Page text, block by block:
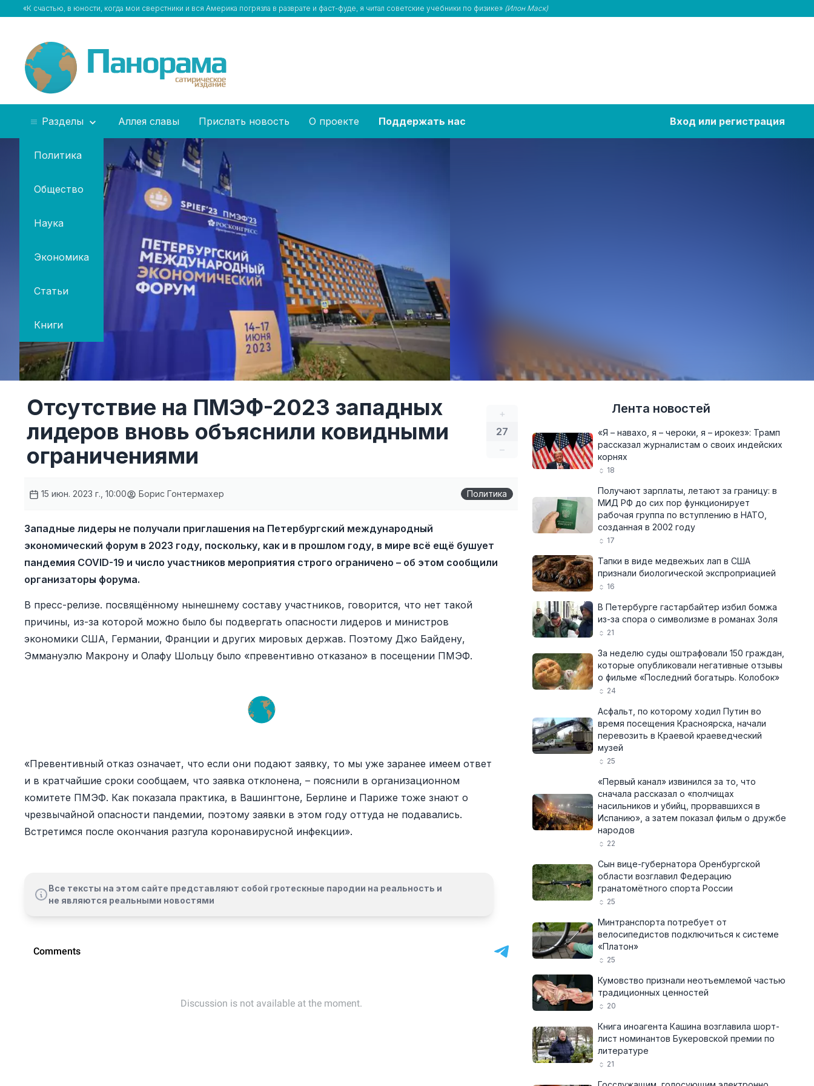
«К счастью, в юноcти, когда мои сверстники и вся Америка погрязла в разврате и фаст-фуде, я читал советские учебники по физике» (Илон Маск)
Разделы
Политика
Общество
Наука
Экономика
Статьи
Книги
Аллея славы Прислать новость О проекте Поддержать нас Вход или регистрация
+
27
–
Отсутствие на ПМЭФ-2023 западных
лидеров вновь объяснили ковидными
ограничениями
15 июн. 2023 г., 10:00 Борис Гонтермахер Политика
Западные лидеры не получали приглашения на Петербургский международный
экономический форум в 2023 году, поскольку, как и в прошлом году, в мире всё ещё бушует
пандемия COVID-19 и число участников мероприятия строго ограничено – об этом сообщили
организаторы форума.
В пресс-релизе. посвящённому нынешнему составу участников, говорится, что нет такой
причины, из-за которой можно было бы подвергать опасности лидеров и министров
экономики США, Германии, Франции и других мировых держав. Поэтому Джо Байдену,
Эммануэлю Макрону и Олафу Шольцу было «превентивно отказано» в посещении ПМЭФ.
«Превентивный отказ означает, что если они подают заявку, то мы уже заранее имеем ответ
и в кратчайшие сроки сообщаем, что заявка отклонена, – пояснили в организационном
комитете ПМЭФ. Как показала практика, в Вашингтоне, Берлине и Париже тоже знают о
чрезвычайной опасности пандемии, поэтому заявки в этом году оттуда не подавались.
Встретимся после окончания разгула коронавирусной инфекции».
Все тексты на этом сайте представляют собой гротескные пародии на реальность и
не являются реальными новостями
Лента новостей
«Я – навахо, я – чероки, я – ирокез»: Трамп
рассказал журналистам о своих индейских
корнях
18
Получают зарплаты, летают за границу: в
МИД РФ до сих пор функционирует
рабочая группа по вступлению в НАТО,
созданная в 2002 году
17
Тапки в виде медвежьих лап в США
признали биологической экспроприацией
16
В Петербурге гастарбайтер избил бомжа
из-за спора о символизме в романах Золя
21
За неделю суды оштрафовали 150 граждан,
которые опубликовали негативные отзывы
о фильме «Последний богатырь. Колобок»
24
Асфальт, по которому ходил Путин во
время посещения Красноярска, начали
перевозить в Краевой краеведческий
музей
25
«Первый канал» извинился за то, что
сначала рассказал о «полчищах
насильников и убийц, прорвавшихся в
Испанию», а затем показал фильм о дружбе
народов
22
Сын вице-губернатора Оренбургской
области возглавил Федерацию
гранатомётного спорта России
25
Минтранспорта потребует от
велосипедистов подключиться к системе
«Платон»
25
Кумовство признали неотъемлемой частью
традиционных ценностей
20
Книга иноагента Кашина возглавила шорт-
лист номинантов Букеровской премии по
литературе
21